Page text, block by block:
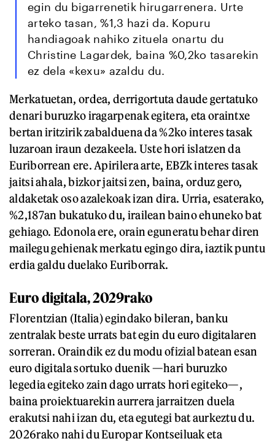
egin du bigarrenetik hirugarrenera. Urte
arteko tasan, %1,3 hazi da. Kopuru
handiagoak nahiko zituela onartu du
Christine Lagardek, baina %0,2ko tasarekin
ez dela «kexu» azaldu du.
Merkatuetan, ordea, derrigortuta daude gertatuko
denari buruzko iragarpenak egitera, eta oraintxe
bertan iritzirik zabalduena da %2ko interes tasak
luzaroan iraun dezakeela. Uste hori islatzen da
Euriborrean ere. Apirilera arte, EBZk interes tasak
jaitsi ahala, bizkor jaitsi zen, baina, orduz gero,
aldaketak oso azalekoak izan dira. Urria, esaterako,
%2,187an bukatuko du, irailean baino ehuneko bat
gehiago. Edonola ere, orain eguneratu behar diren
mailegu gehienak merkatu egingo dira, iaztik puntu
erdia galdu duelako Euriborrak.
Euro digitala, 2029rako
Florentzian (Italia) egindako bileran, banku
zentralak beste urrats bat egin du euro digitalaren
sorreran. Oraindik ez du modu ofizial batean esan
euro digitala sortuko duenik —hari buruzko
legedia egiteko zain dago urrats hori egiteko—,
baina proiektuarekin aurrera jarraitzen duela
erakutsi nahi izan du, eta egutegi bat aurkeztu du.
2026rako nahi du Europar Kontseiluak eta